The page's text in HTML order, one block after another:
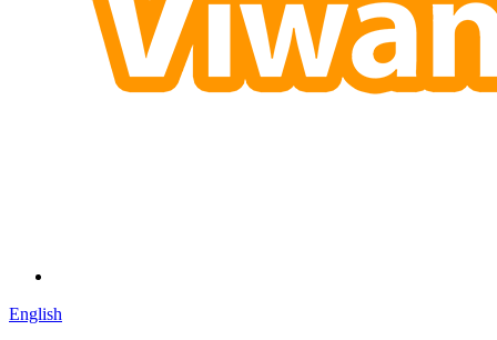
English